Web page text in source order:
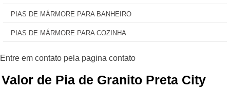
PIAS DE MÁRMORE PARA BANHEIRO
PIAS DE MÁRMORE PARA COZINHA
Valor de Pia de Granito Preta City